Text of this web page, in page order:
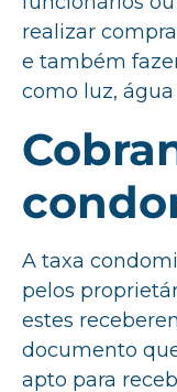
realizar
e também
como luz, água
A taxa
pelos
estes
documento
apto para